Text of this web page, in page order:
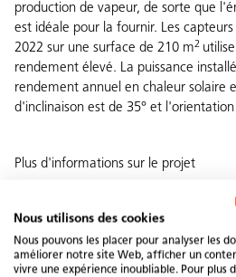
production de vapeur, de sorte que
est idéale pour la fournir. Les
2022 sur une surface de 210 m2
rendement élevé. La puissance
rendement annuel en chaleur solaire
d'inclinaison est de 35° et
Plus d'informations sur le projet
Nous utilisons des cookies
Nous pouvons les placer pour analyser les
améliorer notre site Web, afficher un
vivre une expérience inoubliable. Pour plus